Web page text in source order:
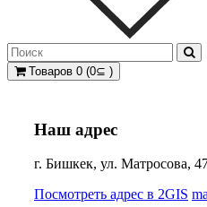
Товаров 0 (0⊆ )
Наш адрес
г. Бишкек, ул. Матросова,
Посмотреть адрес в 2GIS